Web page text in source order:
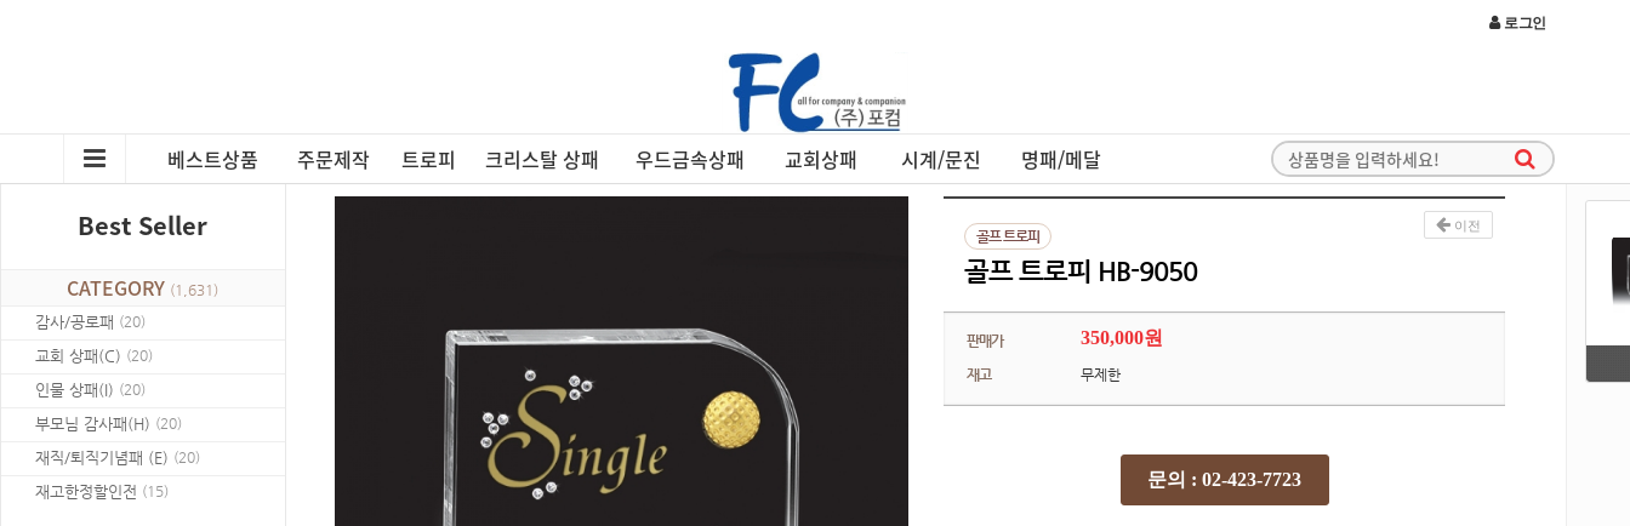
로그인
베스트상품 주문제작 트로피 크리스탈 상패 우드금속상패 교회상패 시계/문진 명패/메달
Best Seller
CATEGORY (1,631)
감사/공로패 (20)
교회 상패(C) (20)
인물 상패(I) (20)
부모님 감사패(H) (20)
재직/퇴직기념패 (E) (20)
재고한정할인전 (15)
이전
골프 트로피
골프 트로피 HB-9050
판매가 350,000원
재고 무제한
문의 : 02-423-7723